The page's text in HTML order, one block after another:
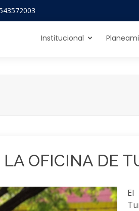
Institucional
OFICINA DE
El